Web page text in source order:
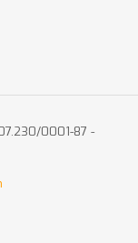
0001-87 -